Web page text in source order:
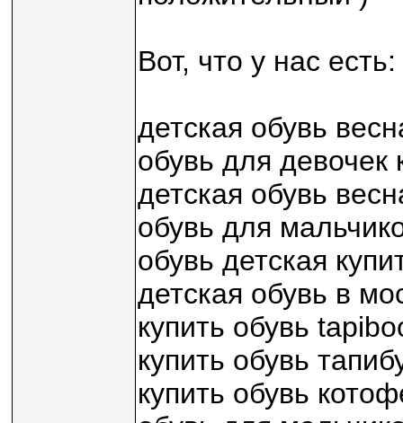
Вот, что у нас есть:
детская обувь
обувь для девочек
детская обувь
обувь для
обувь детская
детская обувь в
купить обувь
купить обувь
купить обувь